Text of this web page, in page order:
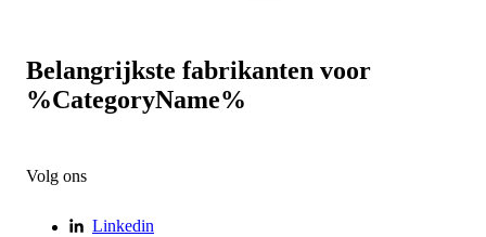
Belangrijkste fabrikanten voor
%CategoryName%
Volg ons
Linkedin